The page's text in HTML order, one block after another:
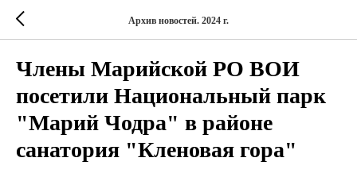
Архив новостей. 2024 г.
Члены Марийской РО ВОИ
посетили Национальный парк
"Марий Чодра" в районе
санатория "Кленовая гора"